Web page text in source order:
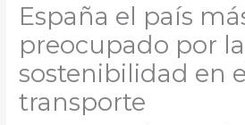
España el país
preocupado por la
sostenibilidad en
transporte